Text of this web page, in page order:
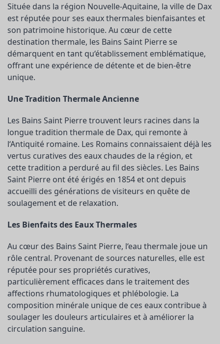
Située dans la région Nouvelle-Aquitaine, la ville de Dax
est réputée pour ses eaux thermales bienfaisantes et
son patrimoine historique. Au cœur de cette
destination thermale, les Bains Saint Pierre se
démarquent en tant qu‘établissement emblématique,
offrant une expérience de détente et de bien-être
unique.
Une Tradition Thermale Ancienne
Les Bains Saint Pierre trouvent leurs racines dans la
longue tradition thermale de Dax, qui remonte à
l‘Antiquité romaine. Les Romains connaissaient déjà les
vertus curatives des eaux chaudes de la région, et
cette tradition a perduré au fil des siècles. Les Bains
Saint Pierre ont été érigés en 1854 et ont depuis
accueilli des générations de visiteurs en quête de
soulagement et de relaxation.
Les Bienfaits des Eaux Thermales
Au cœur des Bains Saint Pierre, l‘eau thermale joue un
rôle central. Provenant de sources naturelles, elle est
réputée pour ses propriétés curatives,
particulièrement efficaces dans le traitement des
affections rhumatologiques et phlébologie. La
composition minérale unique de ces eaux contribue à
soulager les douleurs articulaires et à améliorer la
circulation sanguine.